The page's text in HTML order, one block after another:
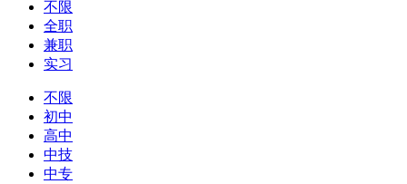
不限
全职
兼职
实习
不限
初中
高中
中技
中专